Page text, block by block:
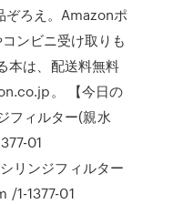
ぞろえ。Amazonポ
ンビニ受け取りも
本は、配送料無料
。 【今日の
フィルター(親水
01
リンジフィルター
/1-1377-01